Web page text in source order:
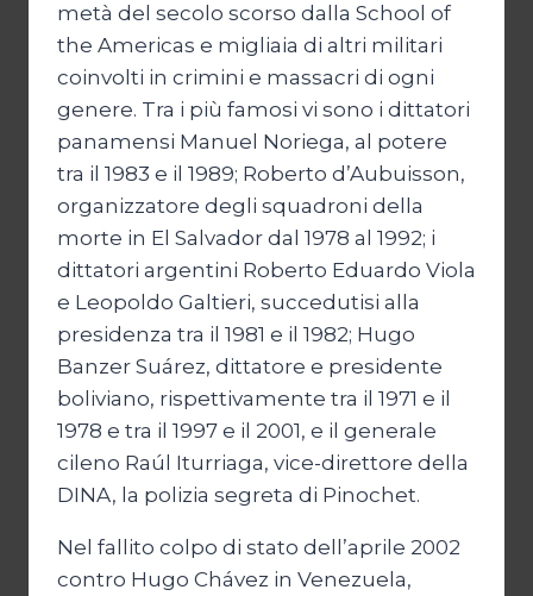
metà del secolo scorso dalla School of
the Americas e migliaia di altri militari
coinvolti in crimini e massacri di ogni
genere. Tra i più famosi vi sono i dittatori
panamensi Manuel Noriega, al potere
tra il 1983 e il 1989; Roberto d’Aubuisson,
organizzatore degli squadroni della
morte in El Salvador dal 1978 al 1992; i
dittatori argentini Roberto Eduardo Viola
e Leopoldo Galtieri, succedutisi alla
presidenza tra il 1981 e il 1982; Hugo
Banzer Suárez, dittatore e presidente
boliviano, rispettivamente tra il 1971 e il
1978 e tra il 1997 e il 2001, e il generale
cileno Raúl Iturriaga, vice-direttore della
DINA, la polizia segreta di Pinochet.
Nel fallito colpo di stato dell’aprile 2002
contro Hugo Chávez in Venezuela,